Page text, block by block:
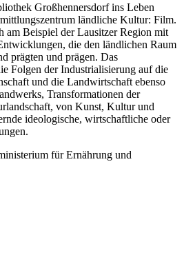
Großhennersdorf ins Leben
ländliche Kultur: Film.
am Beispiel der Lausitzer Region mit
die den ländlichen Raum
prägten und prägen. Das
Folgen der Industrialisierung auf die
und die Landwirtschaft ebenso
Transformationen der
von Kunst, Kultur und
ideologische, wirtschaftliche oder